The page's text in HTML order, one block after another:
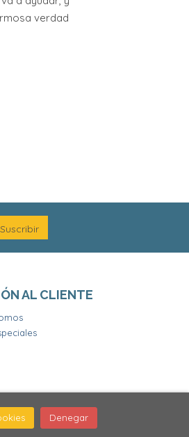
verdad
AL CLIENTE
Denegar